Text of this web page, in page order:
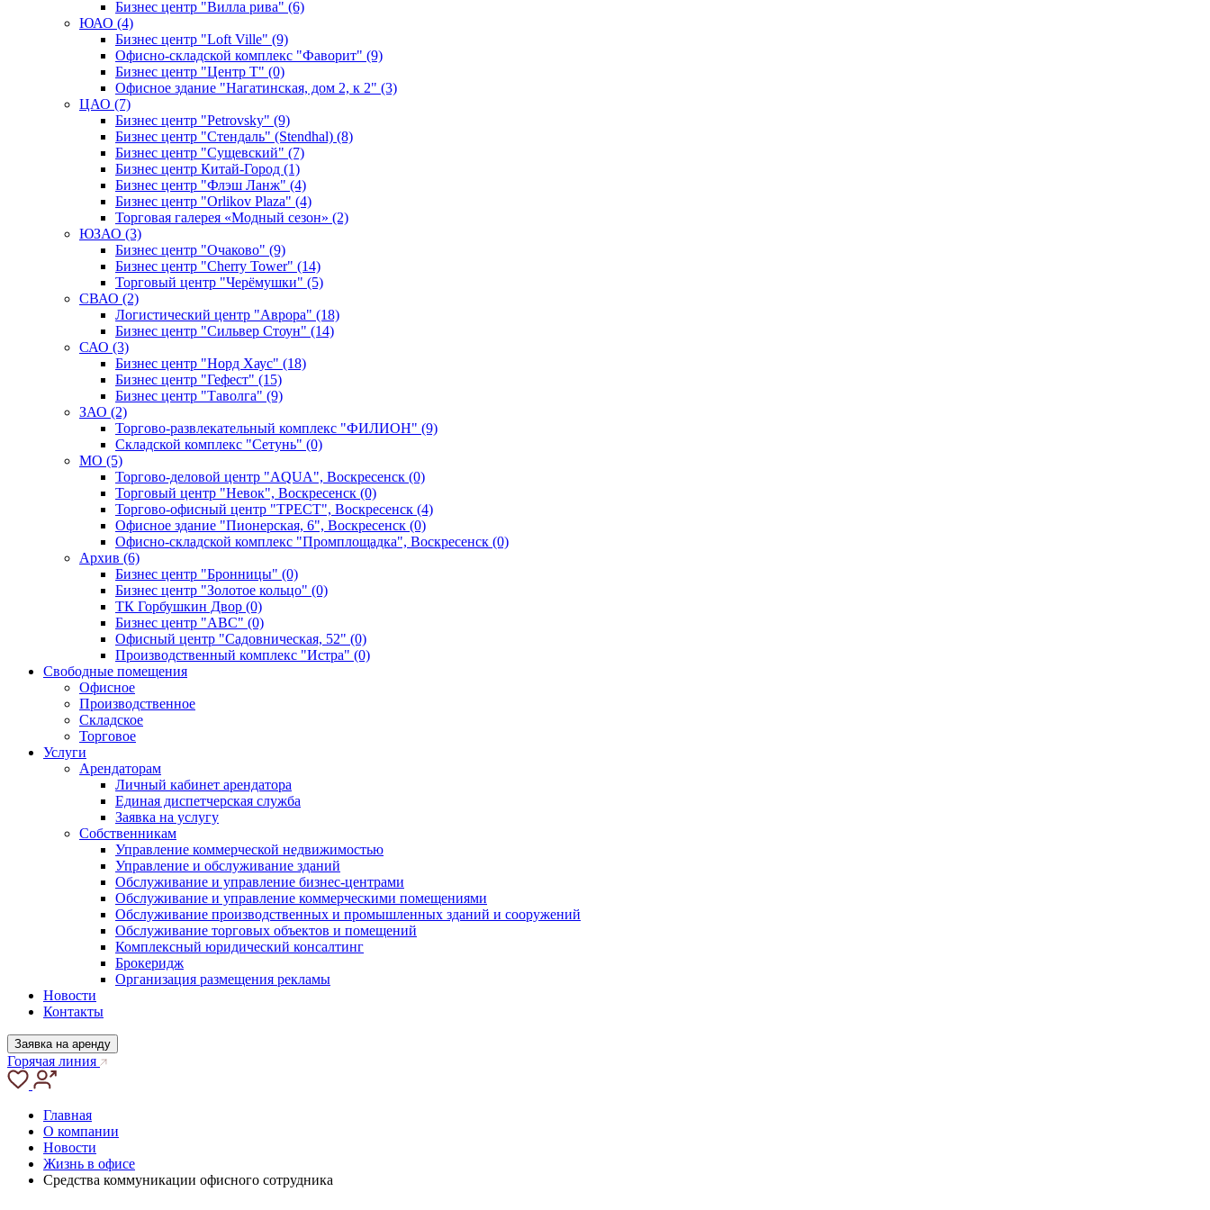
Бизнес центр "Вилла рива" (6)
ЮАО (4)
Бизнес центр "Loft Ville" (9)
Офисно-складской комплекс "Фаворит" (9)
Бизнес центр "Центр Т" (0)
Офисное здание "Нагатинская, дом 2, к 2" (3)
ЦАО (7)
Бизнес центр "Petrovsky" (9)
Бизнес центр "Стендаль" (Stendhal) (8)
Бизнес центр "Сущевский" (7)
Бизнес центр Китай-Город (1)
Бизнес центр "Флэш Ланж" (4)
Бизнес центр "Orlikov Plaza" (4)
Торговая галерея «Модный сезон» (2)
ЮЗАО (3)
Бизнес центр "Очаково" (9)
Бизнес центр "Cherry Tower" (14)
Торговый центр "Черёмушки" (5)
СВАО (2)
Логистический центр "Аврора" (18)
Бизнес центр "Сильвер Стоун" (14)
САО (3)
Бизнес центр "Норд Хаус" (18)
Бизнес центр "Гефест" (15)
Бизнес центр "Таволга" (9)
ЗАО (2)
Торгово-развлекательный комплекс "ФИЛИОН" (9)
Складской комплекс "Сетунь" (0)
MO (5)
Торгово-деловой центр "AQUA", Воскресенск (0)
Торговый центр "Невок", Воскресенск (0)
Торгово-офисный центр "ТРЕСТ", Воскресенск (4)
Офисное здание "Пионерская, 6", Воскресенск (0)
Офисно-складской комплекс "Промплощадка", Воскресенск (0)
Архив (6)
Бизнес центр "Бронницы" (0)
Бизнес центр "Золотое кольцо" (0)
ТК Горбушкин Двор (0)
Бизнес центр "АВС" (0)
Офисный центр "Садовническая, 52" (0)
Производственный комплекс "Истра" (0)
Свободные помещения
Офисное
Производственное
Складское
Торговое
Услуги
Арендаторам
Личный кабинет арендатора
Единая диспетчерская служба
Заявка на услугу
Собственникам
Управление коммерческой недвижимостью
Управление и обслуживание зданий
Обслуживание и управление бизнес-центрами
Обслуживание и управление коммерческими помещениями
Обслуживание производственных и промышленных зданий и сооружений
Обслуживание торговых объектов и помещений
Комплексный юридический консалтинг
Брокеридж
Организация размещения рекламы
Новости
Контакты
Заявка на аренду
Горячая линия
Главная
О компании
Новости
Жизнь в офисе
Средства коммуникации офисного сотрудника